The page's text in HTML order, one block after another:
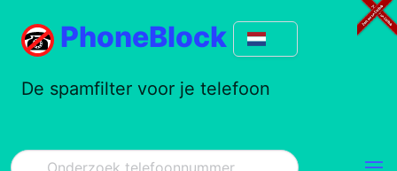
PhoneBlock
De spamfilter voor je telefoon